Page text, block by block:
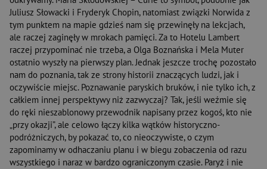
Juliusz Słowacki i Fryderyk Chopin, natomiast związki Norwida z
tym punktem na mapie gdzieś nam się przewinęły na lekcjach,
ale raczej zaginęły w mrokach pamięci. Za to Hotelu Lambert
raczej przypominać nie trzeba, a Olga Boznańska i Mela Muter
ostatnio wyszły na pierwszy plan. Jednak jeszcze trochę pozostało
nam do poznania, tak ze strony historii znaczących ludzi, jak i
oczywiście miejsc. Poznawanie paryskich bruków, i nie tylko ich, z
całkiem innej perspektywy niż zazwyczaj? Tak, jeśli weźmie się
do ręki nieszablonowy przewodnik napisany przez kogoś, kto nie
„przy okazji”, ale celowo łączy kilka wątków historyczno-
podróżniczych, by pokazać to, co nieoczywiste, o czym
zapominamy w odhaczaniu planu i w biegu zobaczenia od razu
wszystkiego i naraz w bardzo ograniczonym czasie. Paryż i nie